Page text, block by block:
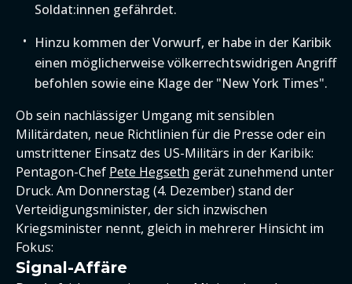
Soldat:innen gefährdet.
Hinzu kommen der Vorwurf, er habe in der Karibik
einen möglicherweise völkerrechtswidrigen Angriff
befohlen sowie eine Klage der "New York Times".
Ob sein nachlässiger Umgang mit sensiblen
Militärdaten, neue Richtlinien für die Presse oder ein
umstrittener Einsatz des US-Militärs in der Karibik:
Pentagon-Chef Pete Hegseth gerät zunehmend unter
Druck. Am Donnerstag (4. Dezember) stand der
Verteidigungsminister, der sich inzwischen
Kriegsminister nennt, gleich in mehrerer Hinsicht im
Fokus:
Signal-Affäre